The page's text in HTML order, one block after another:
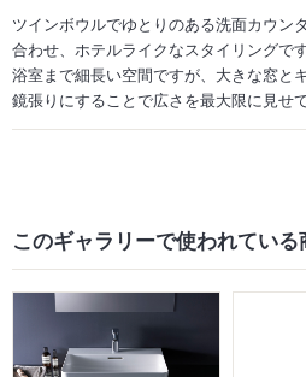
ツインボウルでゆとりのある洗面カウン
合わせ、ホテルライクなスタイリングで
浴室まで細長い空間ですが、大きな窓と
鏡張りにすることで広さを最大限に見せ
このギャラリーで使われている